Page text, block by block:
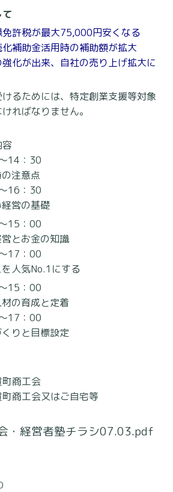
て
許税が最大75,000円安くなる
補助金活用時の補助額が拡大
化が出来、自社の売り上げ拡大に
るためには、特定創業支援等対象
ればなりません。
14：30
注意点
16：30
営の基礎
15：00
とお金の知識
17：00
人気No.1にする
15：00
の育成と定着
17：00
りと目標設定
商工会
商工会又はご自宅等
・経営者塾チラシ07.03.pdf